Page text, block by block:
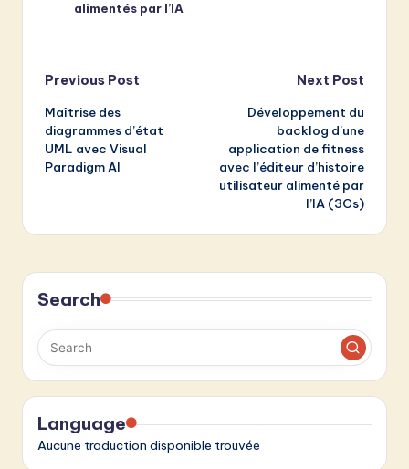
alimentés par l’IA
Post
navigation
Previous Post
Maîtrise des
diagrammes d’état
UML avec Visual
Paradigm AI
Next Post
Développement du
backlog d’une
application de fitness
avec l’éditeur d’histoire
utilisateur alimenté par
l’IA (3Cs)
Search
Language
Aucune traduction disponible trouvée